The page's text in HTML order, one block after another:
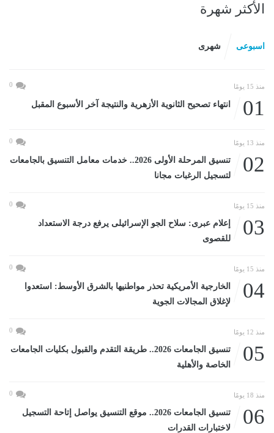
الأكثر شهرة
اسبوعى شهرى
منذ 15 يومًا 0
01 انتهاء تصحيح الثانوية الأزهرية والنتيجة آخر الأسبوع المقبل
منذ 13 يومًا 0
02
تنسيق المرحلة الأولى 2026.. خدمات معامل التنسيق بالجامعات
لتسجيل الرغبات مجانا
منذ 15 يومًا 0
03
إعلام عبرى: سلاح الجو الإسرائيلى يرفع درجة الاستعداد
للقصوى
منذ 15 يومًا 0
04
الخارجية الأمريكية تحذر مواطنيها بالشرق الأوسط: استعدوا
لإغلاق المجالات الجوية
منذ 12 يومًا 0
05
تنسيق الجامعات 2026.. طريقة التقدم والقبول بكليات الجامعات
الخاصة والأهلية
منذ 18 يومًا 0
06
تنسيق الجامعات 2026.. موقع التنسيق يواصل إتاحة التسجيل
لاختبارات القدرات